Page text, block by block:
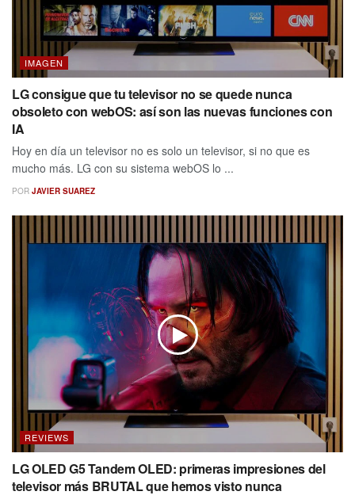
IMAGEN
LG consigue que tu televisor no se quede nunca
obsoleto con webOS: así son las nuevas funciones con
IA
Hoy en día un televisor no es solo un televisor, si no que es
mucho más. LG con su sistema webOS lo ...
POR JAVIER SUAREZ
REVIEWS
LG OLED G5 Tandem OLED: primeras impresiones del
televisor más BRUTAL que hemos visto nunca